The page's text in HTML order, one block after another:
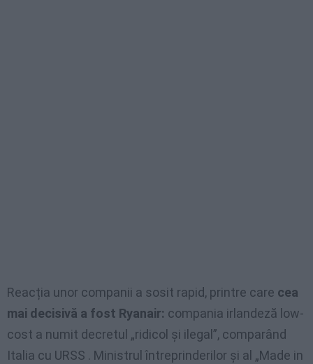
Reacția unor companii a sosit rapid, printre care cea
mai decisivă a fost Ryanair: compania irlandeză low-
cost a numit decretul „ridicol și ilegal”, comparând
Italia cu URSS . Ministrul întreprinderilor și al „Made in